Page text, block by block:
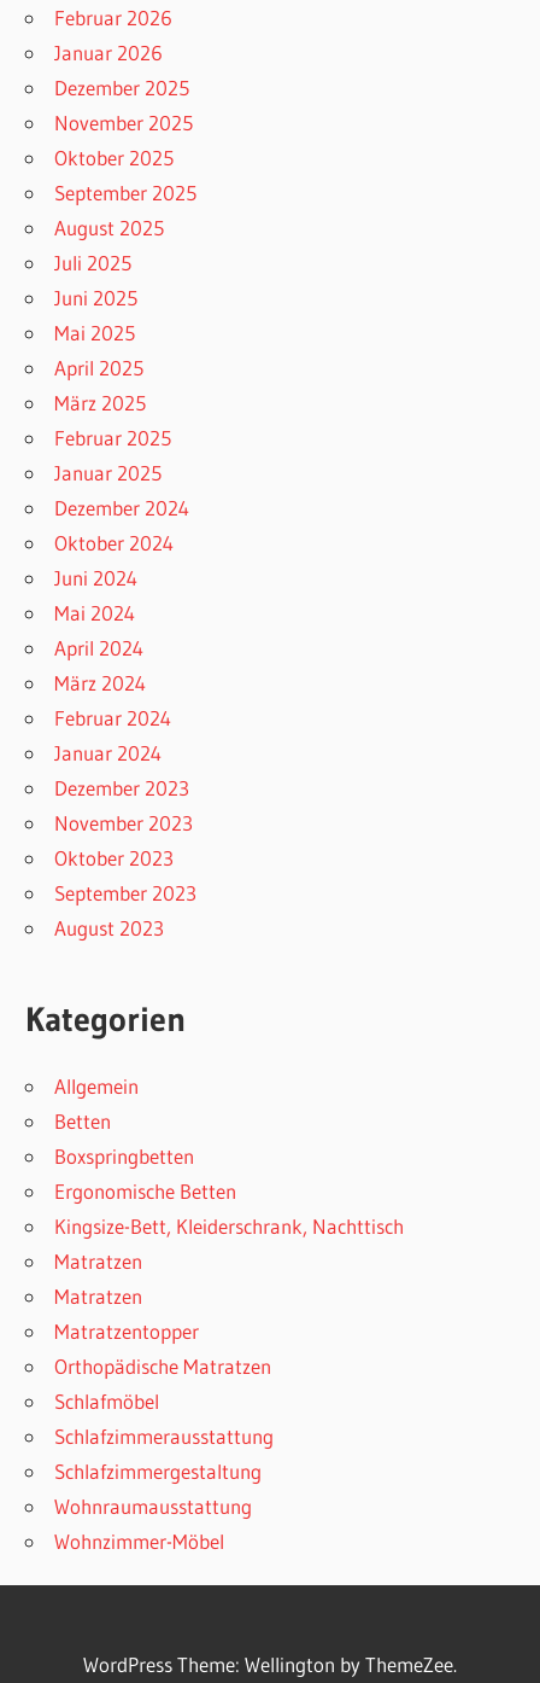
Februar 2026
Januar 2026
Dezember 2025
November 2025
Oktober 2025
September 2025
August 2025
Juli 2025
Juni 2025
Mai 2025
April 2025
März 2025
Februar 2025
Januar 2025
Dezember 2024
Oktober 2024
Juni 2024
Mai 2024
April 2024
März 2024
Februar 2024
Januar 2024
Dezember 2023
November 2023
Oktober 2023
September 2023
August 2023
Kategorien
Allgemein
Betten
Boxspringbetten
Ergonomische Betten
Kingsize-Bett, Kleiderschrank, Nachttisch
Matratzen
Matratzen
Matratzentopper
Orthopädische Matratzen
Schlafmöbel
Schlafzimmerausstattung
Schlafzimmergestaltung
Wohnraumausstattung
Wohnzimmer-Möbel
WordPress Theme: Wellington by ThemeZee.